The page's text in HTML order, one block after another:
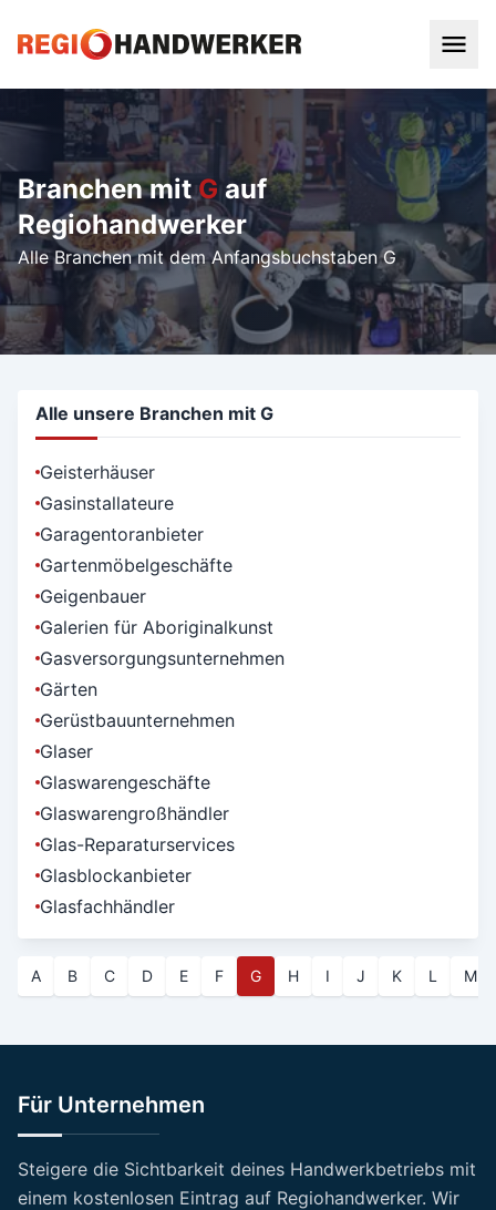
Branchen mitG auf
Regiohandwerker
Alle Branchen mit dem Anfangsbuchstaben G
Alle unsere Branchen mit G
Geisterhäuser
Gasinstallateure
Garagentoranbieter
Gartenmöbelgeschäfte
Geigenbauer
Galerien für Aboriginalkunst
Gasversorgungsunternehmen
Gärten
Gerüstbauunternehmen
Glaser
Glaswarengeschäfte
Glaswarengroßhändler
Glas-Reparaturservices
Glasblockanbieter
Glasfachhändler
A B C D E F G H I J K L M
Für Unternehmen
Steigere die Sichtbarkeit deines Handwerkbetriebs mit
einem kostenlosen Eintrag auf Regiohandwerker. Wir